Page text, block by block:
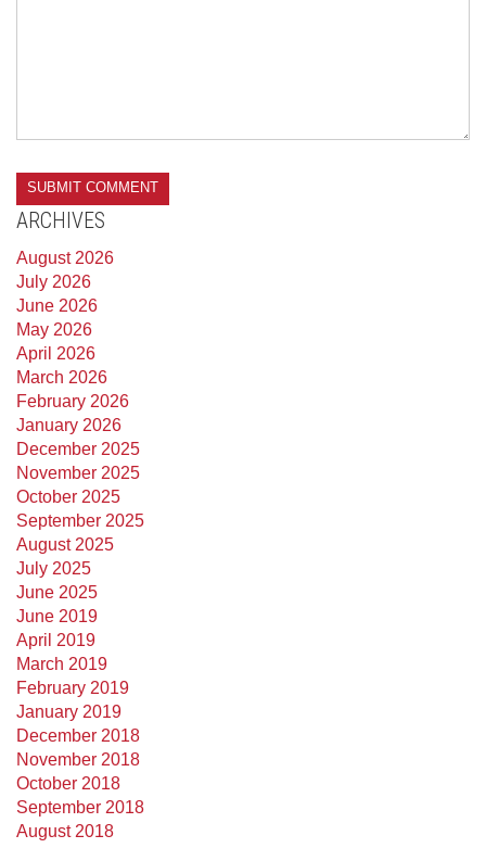
ARCHIVES
August 2026
July 2026
June 2026
May 2026
April 2026
March 2026
February 2026
January 2026
December 2025
November 2025
October 2025
September 2025
August 2025
July 2025
June 2025
June 2019
April 2019
March 2019
February 2019
January 2019
December 2018
November 2018
October 2018
September 2018
August 2018